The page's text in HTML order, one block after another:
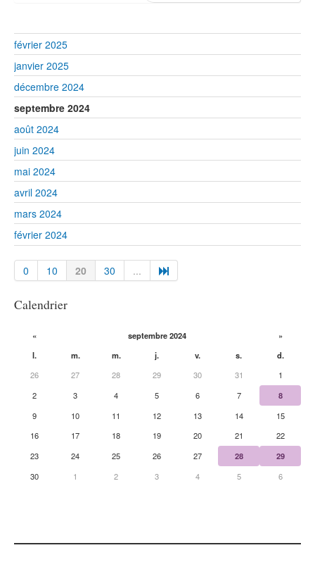
février 2025
janvier 2025
décembre 2024
septembre 2024
août 2024
juin 2024
mai 2024
avril 2024
mars 2024
février 2024
0 10 20 30 ...
Calendrier
« septembre 2024
»
l.
m. m. j. v. s.
d.
26
27 28 29 30 31
1
2
3 4 5 6 7
8
9
10 11 12 13 14
15
16
17 18 19 20 21
22
23
24 25 26 27 28
29
30
1 2 3 4 5 6